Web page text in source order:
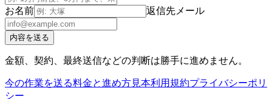
お名前 返信先メール
内容を送る
金額、契約、最終送信などの判断は勝手に進めません。
今の作業を送る料金と進め方見本利用規約プライバシーポリ
シー